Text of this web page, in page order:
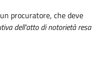
procuratore, che deve
dell'atto di notorietà resa